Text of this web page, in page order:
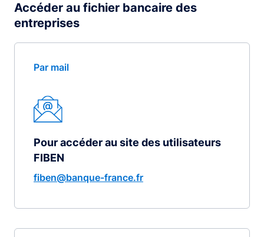
Accéder au fichier bancaire des
entreprises
Par mail
Pour accéder au site des utilisateurs
FIBEN
fiben@banque-france.fr